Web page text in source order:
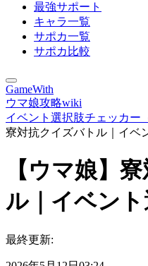
最強サポート
キャラ一覧
サポカ一覧
サポカ比較
GameWith
ウマ娘攻略wiki
イベント選択肢チェッカー
寮対抗クイズバトル｜イベ
【ウマ娘】
ル｜イベン
最終更新: